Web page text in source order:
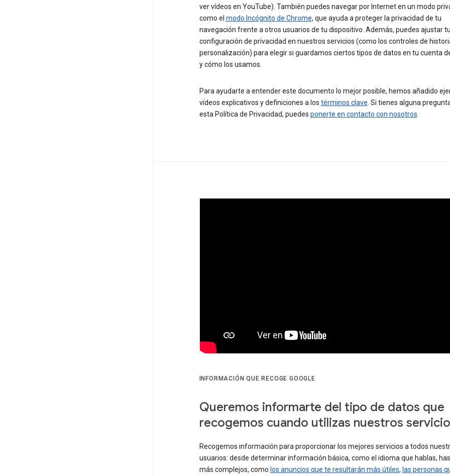
ver vídeos en YouTube). También puedes navegar por Internet en un modo
como el modo Incógnito de Chrome, que ayuda a proteger la privacidad de tu
navegación frente a otros usuarios de tu dispositivo. Además, puedes ajustar tu
configuración de privacidad en nuestros servicios (como los controles de
personalización) para elegir si guardamos ciertos tipos de datos en tu cuenta
y cómo los usamos.
Para ayudarte a entender este documento lo mejor posible, hemos añadido
vídeos explicativos y definiciones a los términos clave. Si tienes alguna
esta Política de Privacidad, puedes ponerte en contacto con nosotros.
INFORMACIÓN QUE RECOGE GOOGLE
Queremos informarte del tipo de datos que
recogemos cuando utilizas nuestros
Recogemos información para proporcionar los mejores servicios a todos
usuarios: desde determinar información básica, como el idioma que hablas,
más complejos, como los anuncios que te resultarán más útiles, las personas